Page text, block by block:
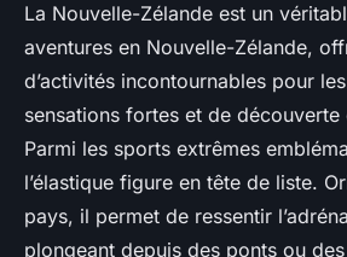
La Nouvelle-Zélande est un
aventures en Nouvelle-Zélande,
d’activités incontournables pour
sensations fortes et de découverte
Parmi les sports extrêmes
l’élastique figure en tête de liste.
pays, il permet de ressentir
plongeant depuis des ponts ou